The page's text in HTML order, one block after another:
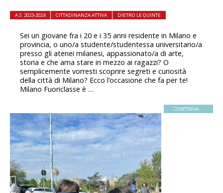
A.S. 2023-2024 CITTADINANZA ATTIVA DIETRO LE QUINTE
Sei un giovane fra i 20 e i 35 anni residente in Milano e
provincia, o uno/a studente/studentessa universitario/a
presso gli atenei milanesi, appassionato/a di arte,
storia e che ama stare in mezzo ai ragazzi? O
semplicemente vorresti scoprire segreti e curiosità
della città di Milano? Ecco l’occasione che fa per te!
Milano Fuoriclasse è …
CONTINUA...